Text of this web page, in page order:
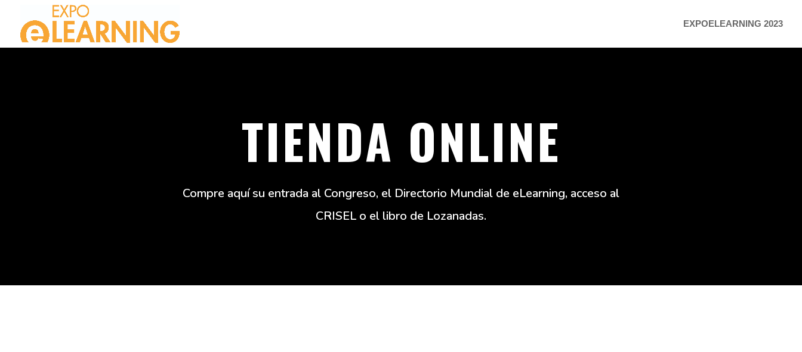
EXPOELEARNING 2023
TIENDA ONLINE
Compre aquí su entrada al Congreso, el Directorio Mundial de eLearning, acceso al
CRISEL o el libro de Lozanadas.